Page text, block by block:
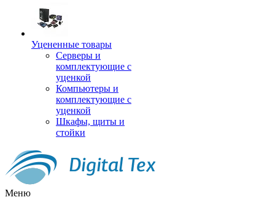
Уцененные товары
Серверы и
комплектующие с
уценкой
Компьютеры и
комплектующие с
уценкой
Шкафы, щиты и
стойки
Меню